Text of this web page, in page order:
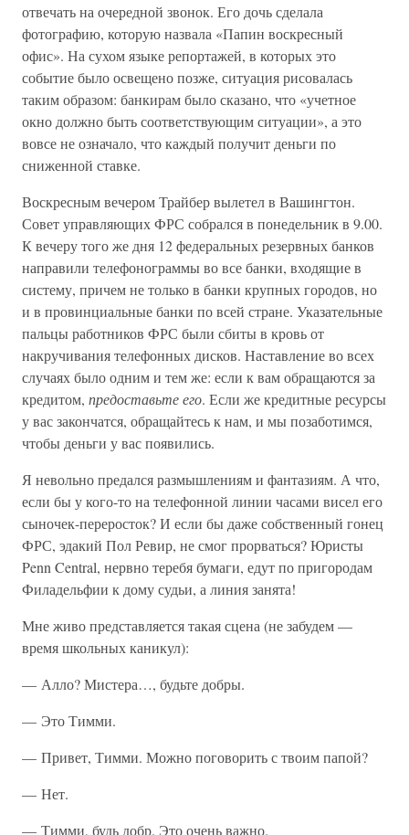
отвечать на очередной звонок. Его дочь сделала
фотографию, которую назвала «Папин воскресный
офис». На сухом языке репортажей, в которых это
событие было освещено позже, ситуация рисовалась
таким образом: банкирам было сказано, что «учетное
окно должно быть соответствующим ситуации», а это
вовсе не означало, что каждый получит деньги по
сниженной ставке.
Воскресным вечером Трайбер вылетел в Вашингтон.
Совет управляющих ФРС собрался в понедельник в 9.00.
К вечеру того же дня 12 федеральных резервных банков
направили телефонограммы во все банки, входящие в
систему, причем не только в банки крупных городов, но
и в провинциальные банки по всей стране. Указательные
пальцы работников ФРС были сбиты в кровь от
накручивания телефонных дисков. Наставление во всех
случаях было одним и тем же: если к вам обращаются за
кредитом, предоставьте его. Если же кредитные ресурсы
у вас закончатся, обращайтесь к нам, и мы позаботимся,
чтобы деньги у вас появились.
Я невольно предался размышлениям и фантазиям. А что,
если бы у кого-то на телефонной линии часами висел его
сыночек-переросток? И если бы даже собственный гонец
ФРС, эдакий Пол Ревир, не смог прорваться? Юристы
Penn Central, нервно теребя бумаги, едут по пригородам
Филадельфии к дому судьи, а линия занята!
Мне живо представляется такая сцена (не забудем —
время школьных каникул):
— Алло? Мистера…, будьте добры.
— Это Тимми.
— Привет, Тимми. Можно поговорить с твоим папой?
— Нет.
— Тимми, будь добр. Это очень важно.